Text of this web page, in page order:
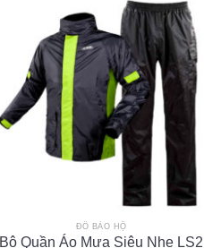
ĐỒ BẢO HỘ
Bộ Quần Áo Mưa Siêu Nhẹ LS2